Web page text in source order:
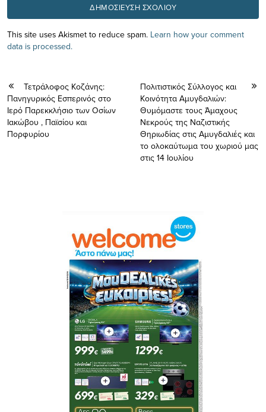
This site uses Akismet to reduce spam. Learn how your comment
data is processed.
Τετράλοφος Κοζάνης:
Πανηγυρικός Εσπερινός στο
Ιερό Παρεκκλήσιο των Οσίων
Ιακώβου , Παϊσίου και
Πορφυρίου
Πολιτιστικός Σύλλογος και
Κοινότητα Αμυγδαλιών:
Θυμόμαστε τους Άμαχους
Νεκρούς της Ναζιστικής
Θηριωδίας στις Αμυγδαλιές και
το ολοκαύτωμα του χωριού μας
στις 14 Ιουλίου